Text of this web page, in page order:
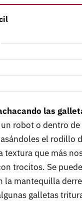
las
robot o dentro
el rodillo
textura que más
trocitos. Se
la mantequilla
galletas